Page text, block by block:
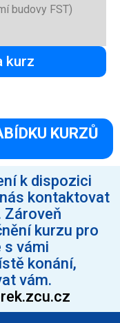
budovy FST)
kurz
KURZŮ
k dispozici
kontaktovat
Zároveň
kurzu pro
s vámi
konání,
vám.